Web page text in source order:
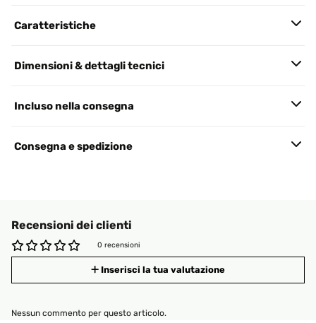
Caratteristiche
Dimensioni & dettagli tecnici
Incluso nella consegna
Consegna e spedizione
Recensioni dei clienti
0 recensioni
Inserisci la tua valutazione
Nessun commento per questo articolo.